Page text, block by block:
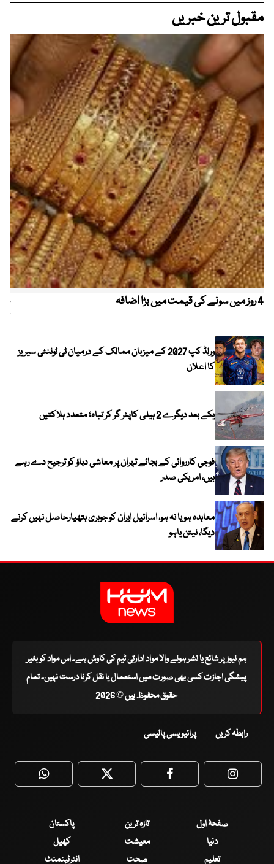
مقبول ترین خبریں
4 روز میں سونے کی قیمت میں بڑا اضافہ
ورلڈ کپ 2027 کے میزبان ممالک کے درمیان ٹی ٹوئنٹی سیریز
کا اعلان
یکے بعد دیگرے 2 ہیلی کاپٹر گر کر تباہ؛ متعدد ہلاکتیں
فوجی کارروائی کے بجائے تہران پر معاشی دباؤ کو ترجیح دے رہے
ہیں، امریکی صدر
معاہدہ ہو یا نہ ہو، اسرائیل ایران کو جوہری ہتھیارحاصل نہیں کرنے
دیگا، نیتن یاہو
ہم نیوز پر شائع یا نشر ہونے والا مواد ادارتی ٹیم کی کاوش ہے۔ اس مواد کو بغیر
پیشگی اجازت کسی بھی صورت میں استعمال یا نقل کرنا درست نہیں۔ تمام
حقوق محفوظ ہیں © 2026
رابطہ کریں پرائیویسی پالیسی
WhatsApp Twitter Facebook
صفحۂ اول تازہ ترین
پاکستان
دنیا
معیشت
کھیل
تعلیم
صحت انٹرٹینمنٹ